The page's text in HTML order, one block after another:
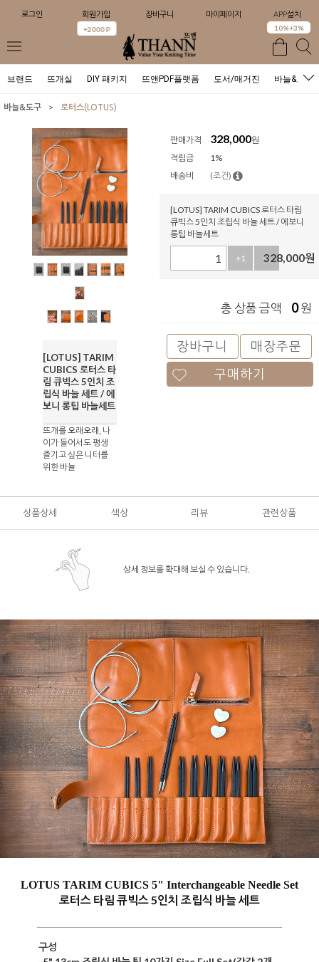
로그인 회원가입
+2000 P
장바구니 마이페이지 APP설치
10%+3%
브랜드 뜨개실 DIY 패키지 뜨앤PDF플랫폼 도서/매거진 바늘&도구
바늘&도구 > 로터스(LOTUS)
[LOTUS] TARIM
CUBICS 로터스 타
림 큐빅스 5인치 조
립식 바늘 세트 / 에
보니 롱팁 바늘세트
뜨개를 오래오래, 나
이가 들어서도 평생
즐기고 싶은 니터를
위한 바늘
판매가격 328,000원
적립금
1%
배송비
(조건)
[LOTUS] TARIM CUBICS 로터스 타림
큐빅스 5인치 조립식 바늘 세트 / 에보니
롱팁 바늘세트
+1 -1
328,000원
총 상품 금액 0원
장바구니
매장주문
구매하기
상품상세 색상 리뷰 관련상품
상세 정보를 확대해 보실 수 있습니다.
LOTUS TARIM CUBICS 5" Interchangeable Needle Set
로터스 타림 큐빅스 5인치 조립식 바늘 세트
구성